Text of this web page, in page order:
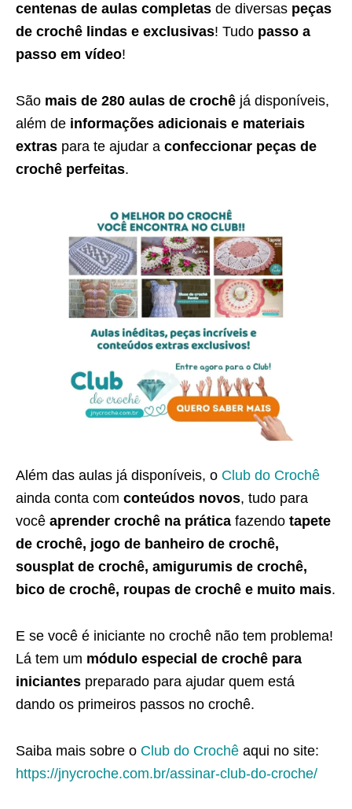
centenas de aulas completas de diversas peças
de crochê lindas e exclusivas! Tudo passo a
passo em vídeo!
São mais de 280 aulas de crochê já disponíveis,
além de informações adicionais e materiais
extras para te ajudar a confeccionar peças de
crochê perfeitas.
Além das aulas já disponíveis, o Club do Crochê
ainda conta com conteúdos novos, tudo para
você aprender crochê na prática fazendo tapete
de crochê, jogo de banheiro de crochê,
sousplat de crochê, amigurumis de crochê,
bico de crochê, roupas de crochê e muito mais.
E se você é iniciante no crochê não tem problema!
Lá tem um módulo especial de crochê para
iniciantes preparado para ajudar quem está
dando os primeiros passos no crochê.
Saiba mais sobre o Club do Crochê aqui no site:
https://jnycroche.com.br/assinar-club-do-croche/